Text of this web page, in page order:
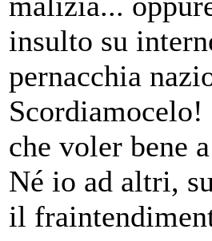
insulto su
pernacchia
Scordiamocelo!
che voler bene
Né io ad altri,
il